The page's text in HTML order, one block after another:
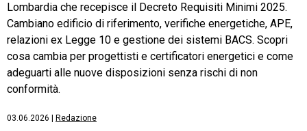
Lombardia che recepisce il Decreto Requisiti Minimi 2025.
Cambiano edificio di riferimento, verifiche energetiche, APE,
relazioni ex Legge 10 e gestione dei sistemi BACS. Scopri
cosa cambia per progettisti e certificatori energetici e come
adeguarti alle nuove disposizioni senza rischi di non
conformità.
03.06.2026 Redazione